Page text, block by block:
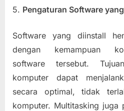
5. Pengaturan Software
Software yang diinstall
dengan kemampuan
software tersebut.
komputer dapat
secara optimal, tidak
komputer. Multitasking juga